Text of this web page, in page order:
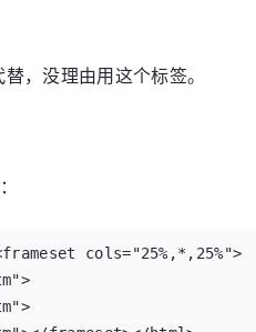
，没理由用这个标签。